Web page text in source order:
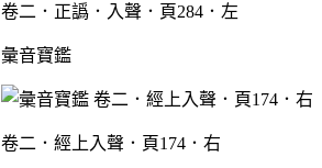
卷二．正譌．入聲．頁284．左
彙音寶鑑
卷二．經上入聲．頁174．右